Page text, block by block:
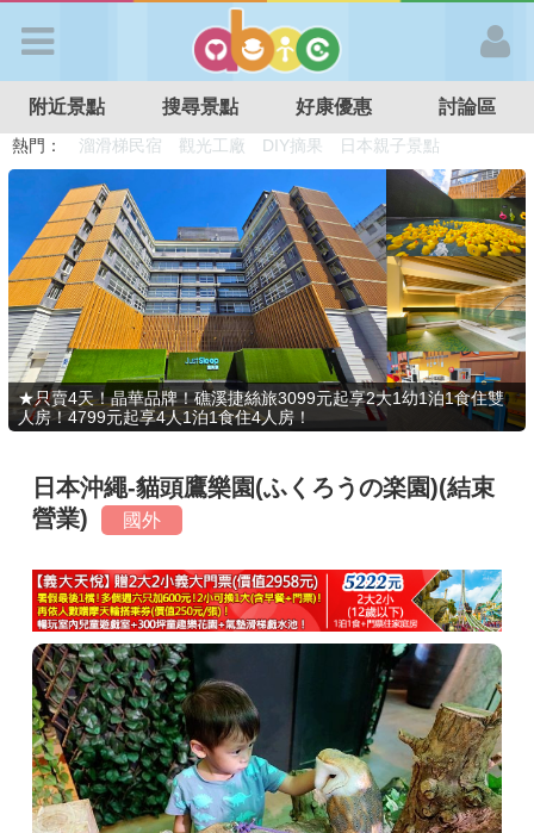
APP登入
首 頁
搜尋景點
好康優惠
最新消息
最新留言
商家合作
推薦景點
討論區
聯絡我們
附近景點 搜尋景點 好康優惠 討論區
熱門： 溜滑梯民宿 觀光工廠 DIY摘果
日本親子景點
特色遊戲場
親子住房優惠 台北親子餐廳 溫泉泡湯SPA
★只賣4天！晶華品牌！礁溪捷絲旅3099元起享2大1幼1泊1食住雙
人房！4799元起享4人1泊1食住4人房！
日本沖繩-貓頭鷹樂園(ふくろうの楽園)(結束
營業)
國外